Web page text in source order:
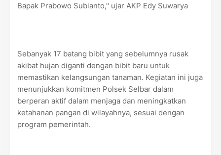
Bapak Prabowo Subianto," ujar AKP Edy Suwarya
Sebanyak 17 batang bibit yang sebelumnya rusak
akibat hujan diganti dengan bibit baru untuk
memastikan kelangsungan tanaman. Kegiatan ini juga
menunjukkan komitmen Polsek Selbar dalam
berperan aktif dalam menjaga dan meningkatkan
ketahanan pangan di wilayahnya, sesuai dengan
program pemerintah.